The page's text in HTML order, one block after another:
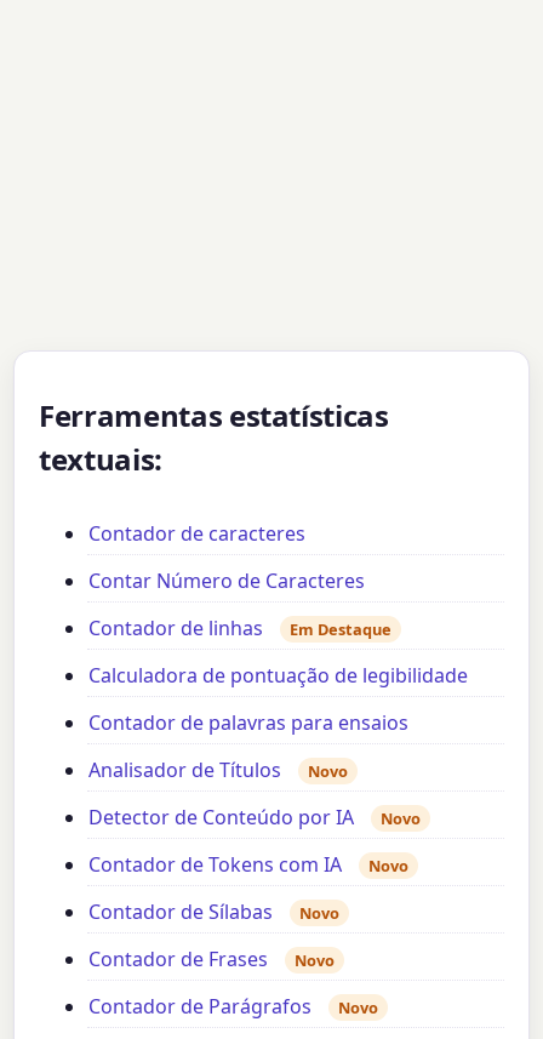
Ferramentas estatísticas
textuais:
Contador de caracteres
Contar Número de Caracteres
Contador de linhas
Em Destaque
Calculadora de pontuação de legibilidade
Contador de palavras para ensaios
Analisador de Títulos
Novo
Detector de Conteúdo por IA Novo
Contador de Tokens com IA Novo
Contador de Sílabas Novo
Contador de Frases Novo
Contador de Parágrafos Novo